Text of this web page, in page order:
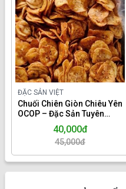
ĐẶC SẢN VIỆT
Chuối Chiên Giòn Chiêu Yên
OCOP – Đặc Sản Tuyên
Quang Giòn Rụm, Thơm
Lừng. Hộp 200gr.
40,000đ
45,000đ